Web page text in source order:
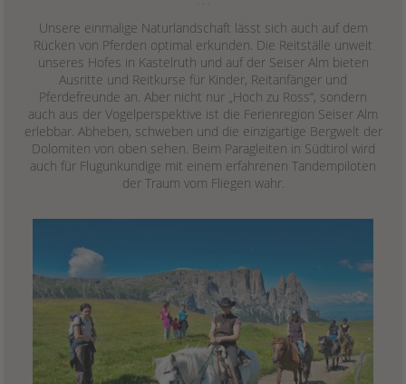
Unsere einmalige Naturlandschaft lässt sich auch auf dem
Rücken von Pferden optimal erkunden. Die Reitställe unweit
unseres Hofes in Kastelruth und auf der Seiser Alm bieten
Ausritte und Reitkurse für Kinder, Reitanfänger und
Pferdefreunde an. Aber nicht nur „Hoch zu Ross“, sondern
auch aus der Vogelperspektive ist die Ferienregion Seiser Alm
erlebbar. Abheben, schweben und die einzigartige Bergwelt der
Dolomiten von oben sehen. Beim Paragleiten in Südtirol wird
auch für Flugunkundige mit einem erfahrenen Tandempiloten
der Traum vom Fliegen wahr.